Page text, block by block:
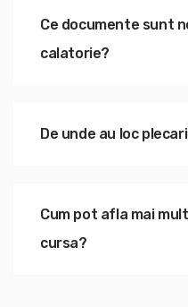
Ce documente sunt
calatorie?
De unde au loc
Cum pot afla mai
cursa?